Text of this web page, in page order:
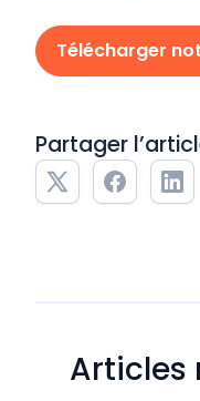
Partager
Télécharger
Articles